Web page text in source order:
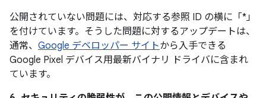
公開されていない問題には、対応する参照 ID の横に「*」
を付けています。そうした問題に対するアップデートは、
通常、 Google デベロッパー サイトから入手できる
Google Pixel デバイス用最新バイナリ ドライバに含まれ
ています。